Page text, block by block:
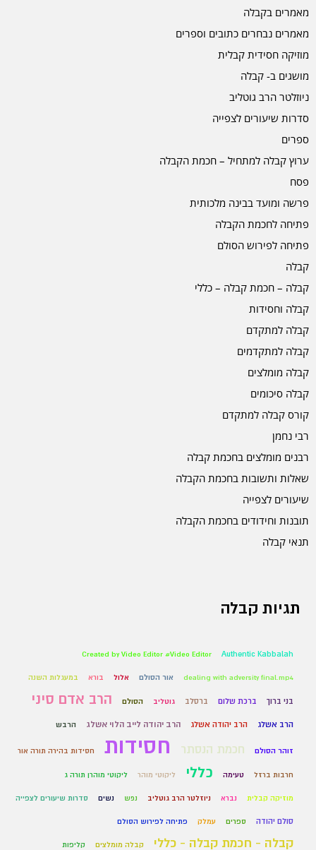
מאמרים בקבלה
מאמרים נבחרים כתובים וספרים
מוזיקה חסידית קבלית
מושגים ב- קבלה
ניוזלטר הרב גוטליב
סדרות שיעורים לצפייה
ספרים
ערוץ קבלה למתחיל – חכמת הקבלה
פסח
פרשה ומועד בבינה מלכותית
פתיחה לחכמת הקבלה
פתיחה לפירוש הסולם
קבלה
קבלה – חכמת קבלה – כללי
קבלה וחסידות
קבלה למתקדם
קבלה למתקדמים
קבלה מומלצים
קבלה סיכומים
קורס קבלה למתקדם
רבי נחמן
רבנים מומלצים בחכמת קבלה
שאלות ותשובות בחכמת הקבלה
שיעורים לצפייה
תובנות וחידודים בחכמת הקבלה
תנאי קבלה
תגיות קבלה
Authentic Kabbalah
Created by Video Editor #Video Editor
dealing with adversity final.mp4 אור הסולם אלול בורא במעגלות השנה
בני ברוך ברכת שלום ברסלב גוטליב הסולם הרב אדם סיני
הרב אשלג הרב יהודה אשלג הרב יהודה לייב הלוי אשלג הרבש
זוהר הסולם חכמת הנסתר חסידות חסידות בהירה תורה אור
חרבות ברזל טעימה כללי ליקוטי מוהר ליקוטי מוהרן תורה ג
מוזיקה קבלית נברא ניוזלטר הרב גוטליב נפש נשים סדרות שיעורים לצפייה
סולם יהודה ספרים עמלק פתיחה לפירוש הסולם
קבלה - חכמת קבלה - כללי קבלה מומלצים קליפות